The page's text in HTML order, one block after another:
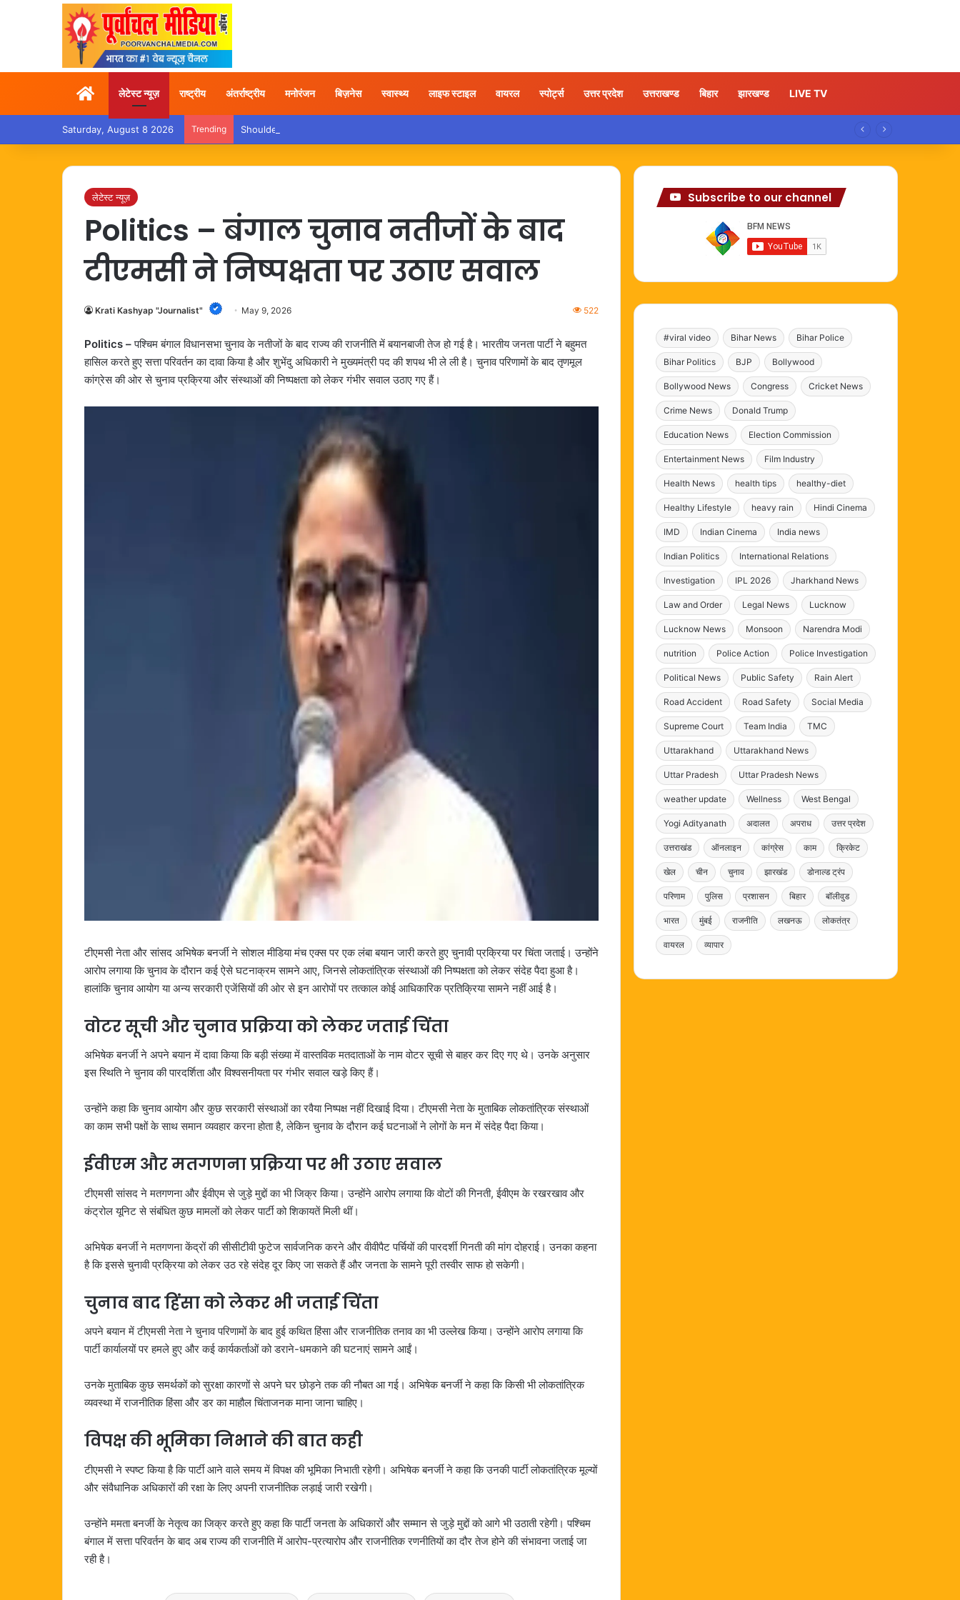
Homeलेटेस्ट न्यूज़ राष्ट्रीय अंतर्राष्ट्रीय मनोरंजन बिज़नेस स्वास्थ्य लाइफ स्टाइल वायरल स्पोर्ट्स उत्तर प्रदेश उत्तराखण्ड बिहार झारखण्ड LIVE TV
Saturday, August 8 2026 Trending Shoulder Pain – कांवड़ यात्रा के बाद कंधे में दर्द हो तो अपनाएं ये आसान उपाय
लेटेस्ट न्यूज़
Politics – बंगाल चुनाव नतीजों के बाद
टीएमसी ने निष्पक्षता पर उठाए सवाल
Krati Kashyap "Journalist" May 9, 2026 522
Politics –पश्चिम बंगाल विधानसभा चुनाव के नतीजों के बाद राज्य की राजनीति में बयानबाजी तेज हो गई है। भारतीय जनता पार्टी ने बहुमत
हासिल करते हुए सत्ता परिवर्तन का दावा किया है और शुभेंदु अधिकारी ने मुख्यमंत्री पद की शपथ भी ले ली है। चुनाव परिणामों के बाद तृणमूल
कांग्रेस की ओर से चुनाव प्रक्रिया और संस्थाओं की निष्पक्षता को लेकर गंभीर सवाल उठाए गए हैं।
टीएमसी नेता और सांसद अभिषेक बनर्जी ने सोशल मीडिया मंच एक्स पर एक लंबा बयान जारी करते हुए चुनावी प्रक्रिया पर चिंता जताई। उन्होंने
आरोप लगाया कि चुनाव के दौरान कई ऐसे घटनाक्रम सामने आए, जिनसे लोकतांत्रिक संस्थाओं की निष्पक्षता को लेकर संदेह पैदा हुआ है।
हालांकि चुनाव आयोग या अन्य सरकारी एजेंसियों की ओर से इन आरोपों पर तत्काल कोई आधिकारिक प्रतिक्रिया सामने नहीं आई है।
वोटर सूची और चुनाव प्रक्रिया को लेकर जताई चिंता
अभिषेक बनर्जी ने अपने बयान में दावा किया कि बड़ी संख्या में वास्तविक मतदाताओं के नाम वोटर सूची से बाहर कर दिए गए थे। उनके अनुसार
इस स्थिति ने चुनाव की पारदर्शिता और विश्वसनीयता पर गंभीर सवाल खड़े किए हैं।
उन्होंने कहा कि चुनाव आयोग और कुछ सरकारी संस्थाओं का रवैया निष्पक्ष नहीं दिखाई दिया। टीएमसी नेता के मुताबिक लोकतांत्रिक संस्थाओं
का काम सभी पक्षों के साथ समान व्यवहार करना होता है, लेकिन चुनाव के दौरान कई घटनाओं ने लोगों के मन में संदेह पैदा किया।
ईवीएम और मतगणना प्रक्रिया पर भी उठाए सवाल
टीएमसी सांसद ने मतगणना और ईवीएम से जुड़े मुद्दों का भी जिक्र किया। उन्होंने आरोप लगाया कि वोटों की गिनती, ईवीएम के रखरखाव और
कंट्रोल यूनिट से संबंधित कुछ मामलों को लेकर पार्टी को शिकायतें मिली थीं।
अभिषेक बनर्जी ने मतगणना केंद्रों की सीसीटीवी फुटेज सार्वजनिक करने और वीवीपैट पर्चियों की पारदर्शी गिनती की मांग दोहराई। उनका कहना
है कि इससे चुनावी प्रक्रिया को लेकर उठ रहे संदेह दूर किए जा सकते हैं और जनता के सामने पूरी तस्वीर साफ हो सकेगी।
चुनाव बाद हिंसा को लेकर भी जताई चिंता
अपने बयान में टीएमसी नेता ने चुनाव परिणामों के बाद हुई कथित हिंसा और राजनीतिक तनाव का भी उल्लेख किया। उन्होंने आरोप लगाया कि
पार्टी कार्यालयों पर हमले हुए और कई कार्यकर्ताओं को डराने-धमकाने की घटनाएं सामने आईं।
उनके मुताबिक कुछ समर्थकों को सुरक्षा कारणों से अपने घर छोड़ने तक की नौबत आ गई। अभिषेक बनर्जी ने कहा कि किसी भी लोकतांत्रिक
व्यवस्था में राजनीतिक हिंसा और डर का माहौल चिंताजनक माना जाना चाहिए।
विपक्ष की भूमिका निभाने की बात कही
टीएमसी ने स्पष्ट किया है कि पार्टी आने वाले समय में विपक्ष की भूमिका निभाती रहेगी। अभिषेक बनर्जी ने कहा कि उनकी पार्टी लोकतांत्रिक मूल्यों
और संवैधानिक अधिकारों की रक्षा के लिए अपनी राजनीतिक लड़ाई जारी रखेगी।
उन्होंने ममता बनर्जी के नेतृत्व का जिक्र करते हुए कहा कि पार्टी जनता के अधिकारों और सम्मान से जुड़े मुद्दों को आगे भी उठाती रहेगी। पश्चिम
बंगाल में सत्ता परिवर्तन के बाद अब राज्य की राजनीति में आरोप-प्रत्यारोप और राजनीतिक रणनीतियों का दौर तेज होने की संभावना जताई जा
रही है।
Subscribe to our channel
#viral video Bihar News Bihar Police
Bihar Politics BJP Bollywood
Bollywood News Congress Cricket News
Crime News Donald Trump
Education News Election Commission
Entertainment News Film Industry
Health News health tips healthy-diet
Healthy Lifestyle heavy rain Hindi Cinema
IMD Indian Cinema India news
Indian Politics International Relations
Investigation IPL 2026 Jharkhand News
Law and Order Legal News Lucknow
Lucknow News Monsoon Narendra Modi
nutrition Police Action Police Investigation
Political News Public Safety Rain Alert
Road Accident Road Safety Social Media
Supreme Court Team India TMC
Uttarakhand Uttarakhand News
Uttar Pradesh Uttar Pradesh News
weather update Wellness West Bengal
Yogi Adityanath अदालत अपराध उत्तर प्रदेश
उत्तराखंड ऑनलाइन कांग्रेस काम क्रिकेट
खेल चीन चुनाव झारखंड डोनाल्ड ट्रंप
परिणाम पुलिस प्रशासन बिहार बॉलीवुड
भारत मुंबई राजनीति लखनऊ लोकतंत्र
वायरल व्यापार